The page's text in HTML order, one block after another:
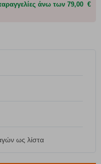
άνω των 79,00 €
ως λίστα